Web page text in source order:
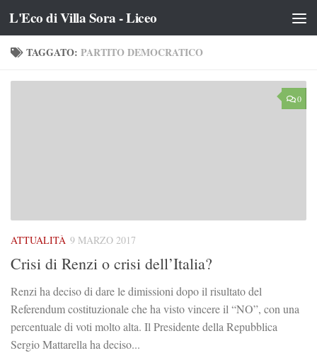
Salta al contenuto
L'Eco di Villa Sora - Liceo
TAGGATO: PARTITO DEMOCRATICO
0
ATTUALITÀ 9 MARZO 2017
Crisi di Renzi o crisi dell’Italia?
Renzi ha deciso di dare le dimissioni dopo il risultato del
Referendum costituzionale che ha visto vincere il “NO”, con una
percentuale di voti molto alta. Il Presidente della Repubblica
Sergio Mattarella ha deciso...